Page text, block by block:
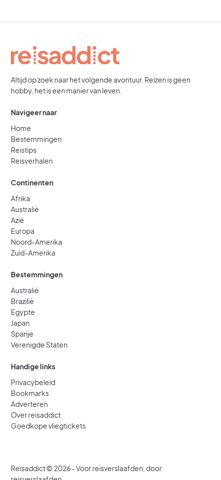
Altijd op zoek naar het volgende avontuur. Reizen is geen
hobby, het is een manier van leven.
Navigeer naar
Home
Bestemmingen
Reistips
Reisverhalen
Continenten
Afrika
Australië
Azië
Europa
Noord-Amerika
Zuid-Amerika
Bestemmingen
Australië
Brazilië
Egypte
Japan
Spanje
Verenigde Staten
Handige links
Privacybeleid
Bookmarks
Adverteren
Over reisaddict
Goedkope vliegtickets
Reisaddict © 2026 - Voor reisverslaafden, door